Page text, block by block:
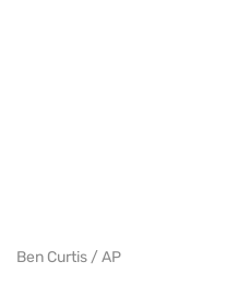
Ben Curtis / AP